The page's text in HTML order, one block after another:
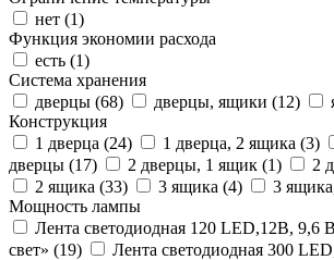
нет (1)
Функция экономии расхода
есть (1)
Система хранения
дверцы (68) дверцы, ящики (12)
Конструкция
1 дверца (24) 1 дверца, 2 ящика (3)
дверцы (17) 2 дверцы, 1 ящик (1) 2
2 ящика (33) 3 ящика (4) 3
Мощность лампы
Лента светодиодная 120 LED,12В, 9,6
свет» (19)
Лента светодиодная 300